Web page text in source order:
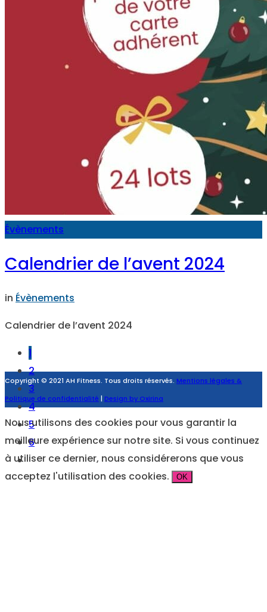
Évènements
Calendrier de l’avent 2024
in Évènements
Calendrier de l’avent 2024
1
2
3
4
5
6
Copyright © 2021 AH Fitness. Tous droits réservés. Mentions légales &
Politique de confidentialité | Design by Oxirina
Nous utilisons des cookies pour vous garantir la
meilleure expérience sur notre site. Si vous continuez
à utiliser ce dernier, nous considérerons que vous
acceptez l'utilisation des cookies.
OK